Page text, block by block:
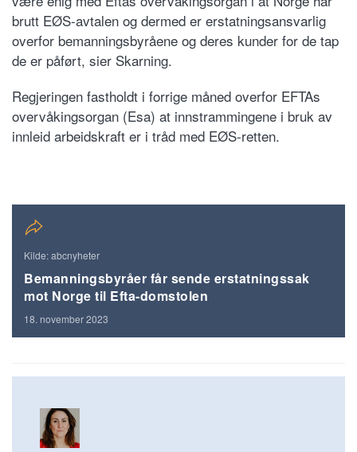
brutt EØS-avtalen og dermed er erstatningsansvarlig
overfor bemanningsbyråene og deres kunder for de tap
de er påført, sier Skarning.
Regjeringen fastholdt i forrige måned overfor EFTAs
overvåkingsorgan (Esa) at innstrammingene i bruk av
innleid arbeidskraft er i tråd med EØS-retten.
Kilde: abcnyheter
Bemanningsbyråer får sende erstatningssak
mot Norge til Efta-domstolen
18. november 2023